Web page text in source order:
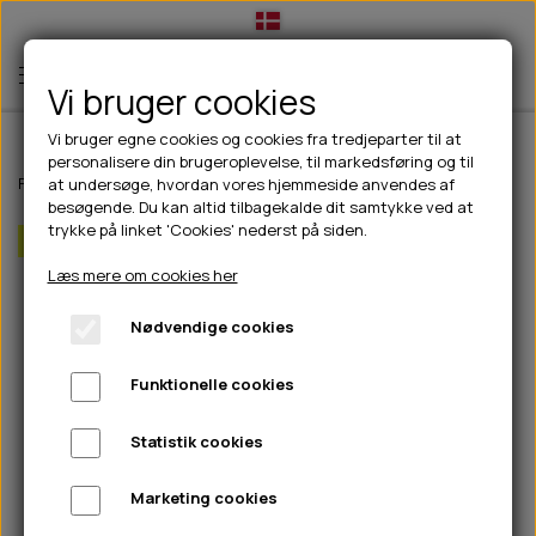
TIL HUND
💧FODER- VANDSKÅLE
CHICOPEE
GODBIDSTASKE
HALSBÅND
🦴 GODBIDDER & SNACKS
🍖 SMAGSVARIANTER
🎾 LEGETØJ
TÆNDER, ØRE, ØJE, POTER & NÆSE
🐾 UDSTYR & KOMFORT
TIL HUNDEEJER
DRIKKEFLASKER/TERMOFLASKER
HUER OG VANTER
PINEWOOD SALES
TIL KAT
TILBUD
NYHEDER
ABONNEMENT
Forside Til hunde hundelegetøj D&D Harper Tovbold med løkke
Spar 20%
Vi bruger cookies
Vi bruger egne cookies og cookies fra tredjeparter til at
personalisere din brugeroplevelse, til markedsføring og til
at undersøge, hvordan vores hjemmeside anvendes af
besøgende. Du kan altid tilbagekalde dit samtykke ved at
trykke på linket 'Cookies' nederst på siden.
Læs mere om cookies her
Nødvendige cookies
Funktionelle cookies
Statistik cookies
Marketing cookies